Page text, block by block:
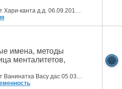
Последнее сообщение от Хари-канта д.д. 06.09.201615:40
Последнее сообщение от Ванинатха Васу дас 05.03.2026